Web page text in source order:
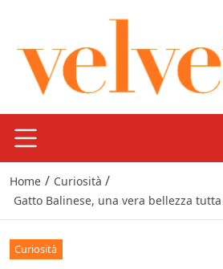
Home / Curiosità /
Gatto Balinese, una vera bellezza
Curiosità